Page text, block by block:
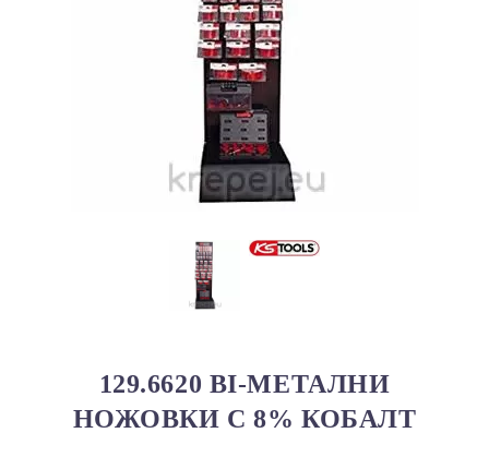
129.6620 BI-МЕТАЛНИ
НОЖОВКИ С 8% КОБАЛТ